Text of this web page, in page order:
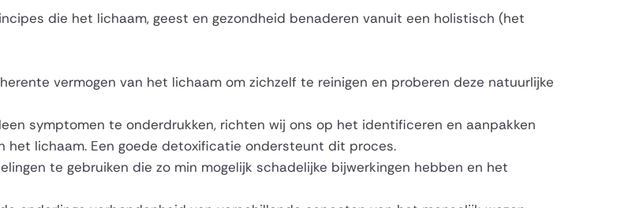
die het lichaam, geest en gezondheid benaderen vanuit een holistisch (het
vermogen van het lichaam om zichzelf te reinigen en proberen deze natuurlijke
symptomen te onderdrukken, richten wij ons op het identificeren en aanpakken
het lichaam. Een goede detoxificatie ondersteunt dit proces.
te gebruiken die zo min mogelijk schadelijke bijwerkingen hebben en het